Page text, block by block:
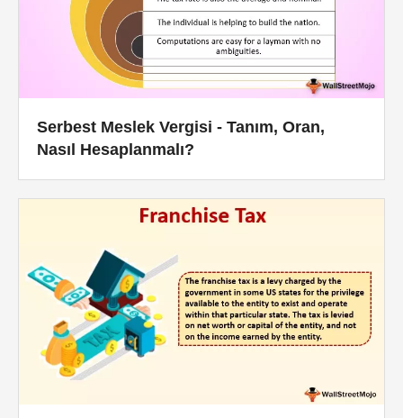
Serbest Meslek Vergisi - Tanım, Oran,
Nasıl Hesaplanmalı?